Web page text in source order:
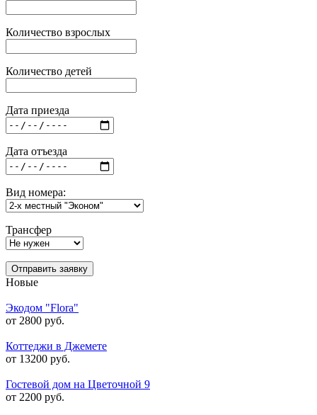
Количество взрослых
Количество детей
Дата приезда
Дата отъезда
Вид номера:
Трансфер
Отправить заявку
Новые
Экодом "Flora"
от 2800 руб.
Коттеджи в Джемете
от 13200 руб.
Гостевой дом на Цветочной 9
от 2200 руб.